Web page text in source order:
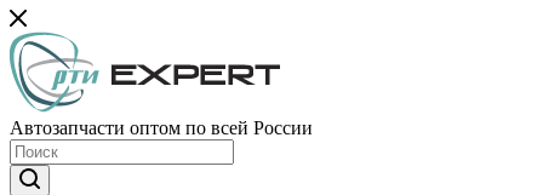
Автозапчасти оптом по всей России